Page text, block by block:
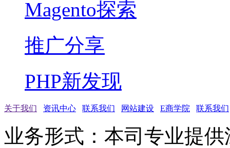
Magento探索
推广分享
PHP新发现
关于我们 资讯中心 联系我们 网站建设 E商学院 联系我们
业务形式：本司专业提